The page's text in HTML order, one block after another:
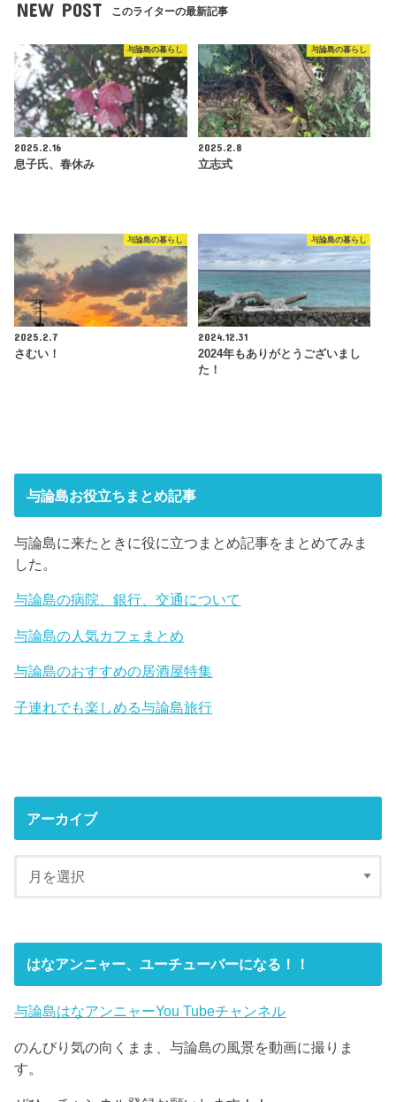
NEW POST このライターの最新記事
与論島の暮らし
2025.2.16
息子氏、春休み
与論島の暮らし
2025.2.8
立志式
与論島の暮らし
2025.2.7
さむい！
与論島の暮らし
2024.12.31
2024年もありがとうございまし
た！
与論島お役立ちまとめ記事
与論島に来たときに役に立つまとめ記事をまとめてみま
した。
与論島の病院、銀行、交通について
与論島の人気カフェまとめ
与論島のおすすめの居酒屋特集
子連れでも楽しめる与論島旅行
アーカイブ
はなアンニャー、ユーチューバーになる！！
与論島はなアンニャーYou Tubeチャンネル
のんびり気の向くまま、与論島の風景を動画に撮りま
す。